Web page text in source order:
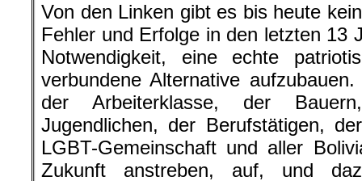
Von den Linken gibt es bis heute
Fehler und Erfolge in den letzten 13
Notwendigkeit, eine echte
verbundene Alternative
der Arbeiterklasse, der
Jugendlichen, der Berufstätigen,
LGBT-Gemeinschaft und aller
Zukunft anstreben, auf, und